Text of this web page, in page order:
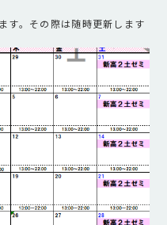
す。その際は随時更新します